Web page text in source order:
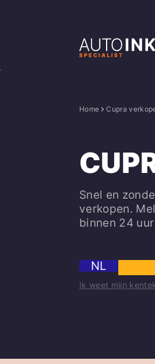
Home Cupra
Snel en
verkopen.
binnen 24
NL
Ik weet mijn